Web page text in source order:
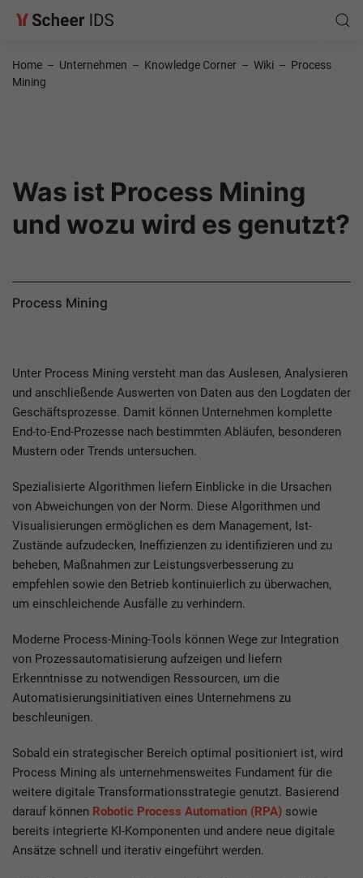
Home – Unternehmen – Knowledge Corner – Wiki – Process
Mining
Was ist Process Mining
und wozu wird es genutzt?
Process Mining
Unter Process Mining versteht man das Auslesen, Analysieren
und anschließende Auswerten von Daten aus den Logdaten der
Geschäftsprozesse. Damit können Unternehmen komplette
End-to-End-Prozesse nach bestimmten Abläufen, besonderen
Mustern oder Trends untersuchen.
Spezialisierte Algorithmen liefern Einblicke in die Ursachen
von Abweichungen von der Norm. Diese Algorithmen und
Visualisierungen ermöglichen es dem Management, Ist-
Zustände aufzudecken, Ineffizienzen zu identifizieren und zu
beheben, Maßnahmen zur Leistungsverbesserung zu
empfehlen sowie den Betrieb kontinuierlich zu überwachen,
um einschleichende Ausfälle zu verhindern.
Moderne Process-Mining-Tools können Wege zur Integration
von Prozessautomatisierung aufzeigen und liefern
Erkenntnisse zu notwendigen Ressourcen, um die
Automatisierungsinitiativen eines Unternehmens zu
beschleunigen.
Sobald ein strategischer Bereich optimal positioniert ist, wird
Process Mining als unternehmensweites Fundament für die
weitere digitale Transformationsstrategie genutzt. Basierend
darauf können Robotic Process Automation (RPA) sowie
bereits integrierte KI-Komponenten und andere neue digitale
Ansätze schnell und iterativ eingeführt werden.